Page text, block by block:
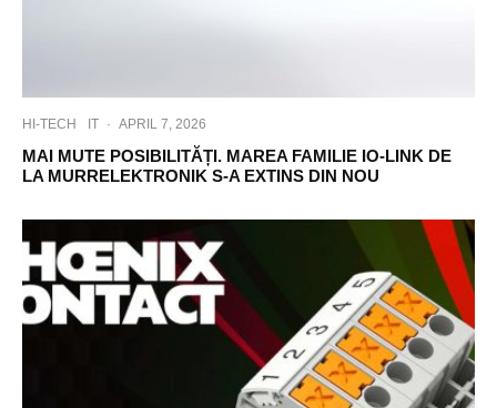
HI-TECH IT · APRIL 7, 2026
MAI MUTE POSIBILITĂȚI. MAREA FAMILIE IO-LINK DE
LA MURRELEKTRONIK S-A EXTINS DIN NOU